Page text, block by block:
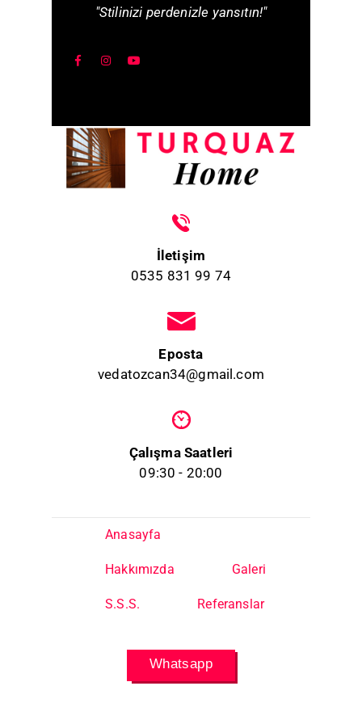
"Stilinizi perdenizle yansıtın!"
İletişim
0535 831 99 74
Eposta
vedatozcan34@gmail.com
Çalışma Saatleri
09:30 - 20:00
Anasayfa
Hakkımızda Galeri
S.S.S. Referanslar
Whatsapp